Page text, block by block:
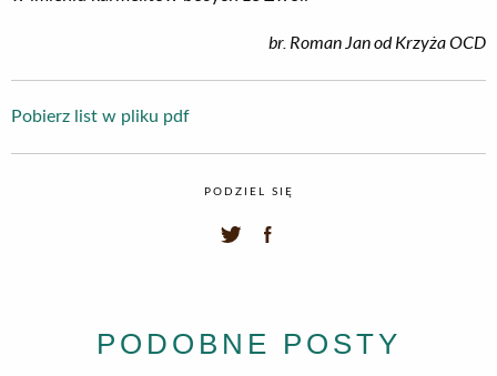
br. Roman Jan od Krzyża OCD
Pobierz list w pliku pdf
PODZIEL SIĘ
PODOBNE POSTY